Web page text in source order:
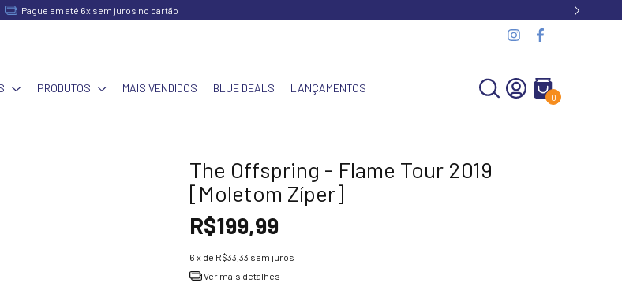
Pague em até 6x sem juros no cartão
PRODUTOS MAIS VENDIDOS BLUE DEALS LANÇAMENTOS
0
The Offspring - Flame Tour 2019
[Moletom Zíper]
R$199,99
6 x de R$33,33 sem juros
Ver mais detalhes